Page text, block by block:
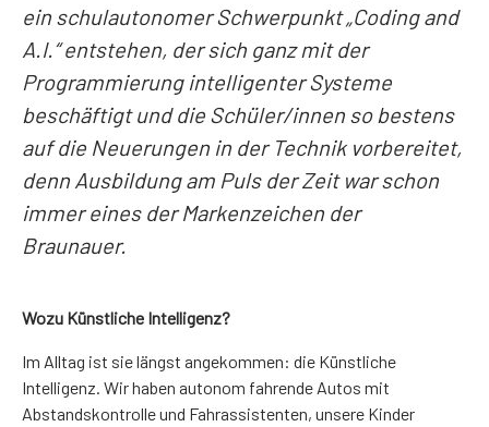
ein schulautonomer Schwerpunkt „Coding and
A.I.“ entstehen, der sich ganz mit der
Programmierung intelligenter Systeme
beschäftigt und die Schüler/innen so bestens
auf die Neuerungen in der Technik vorbereitet,
denn Ausbildung am Puls der Zeit war schon
immer eines der Markenzeichen der
Braunauer.
Wozu Künstliche Intelligenz?
Im Alltag ist sie längst angekommen: die Künstliche
Intelligenz. Wir haben autonom fahrende Autos mit
Abstandskontrolle und Fahrassistenten, unsere Kinder